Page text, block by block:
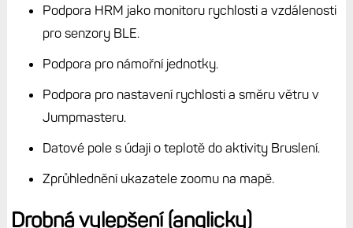
Podpora HRM jako monitoru rychlosti a vzdálenosti
pro senzory BLE.
Podpora pro námořní jednotky.
Podpora pro nastavení rychlosti a směru větru v
Jumpmasteru.
Datové pole s údaji o teplotě do aktivity Bruslení.
Zprůhlednění ukazatele zoomu na mapě.
Drobná vylepšení (anglicky)